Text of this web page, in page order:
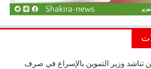
تناشد وزير التموين بالإسراع في صرف